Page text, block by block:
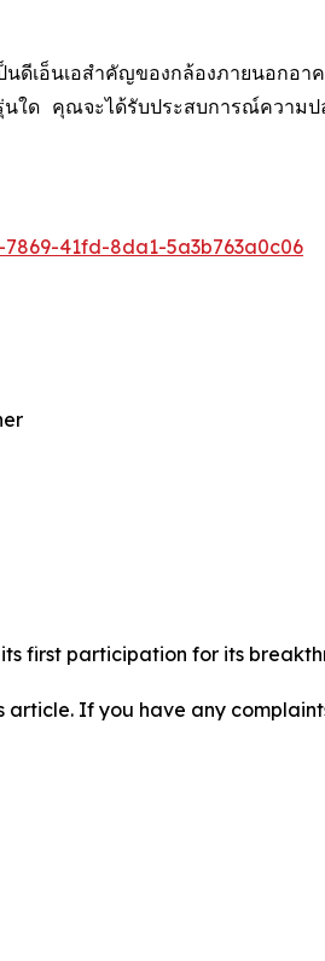
เอ็นเอสำคัญของกล้องภายนอกอา
รุ่นใด คุณจะได้รับประสบการณ์ควา
41fd-8da1-5a3b763a0c06
first participation for its
If you have any